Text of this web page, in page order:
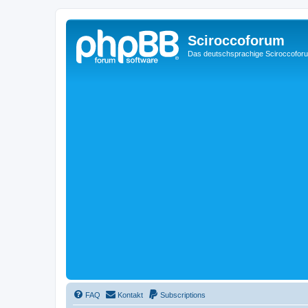
Sciroccoforum
Das deutschsprachige
FAQ Kontakt Subscriptions